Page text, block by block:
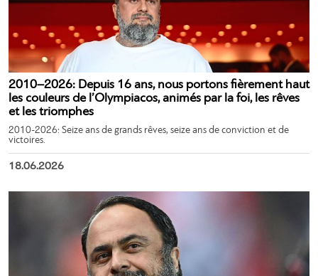
2010–2026: Depuis 16 ans, nous portons fièrement haut
les couleurs de l’Olympiacos, animés par la foi, les rêves
et les triomphes
2010-2026: Seize ans de grands rêves, seize ans de conviction et de
victoires.
18.06.2026